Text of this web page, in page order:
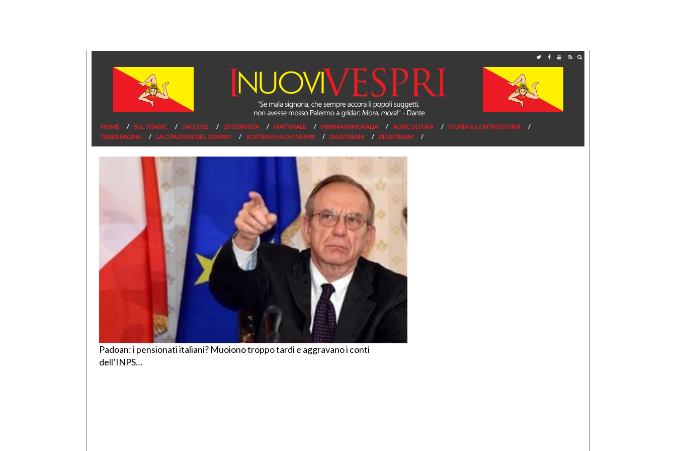
HOME SUL TITANIC J’ACCUSE L’INTERVISTA MATTINALE MINIMA IMMORALIA AGRICOLTURA
STORIA & CONTROSTORIA
TERZA PAGINA
LA CITAZIONE DEL GIORNO SOSTIENI I NUOVI VESPRI DIGISTREAM DIGISTREAM
Padoan: i pensionati italiani? Muoiono troppo tardi e aggravano i conti
dell’INPS…